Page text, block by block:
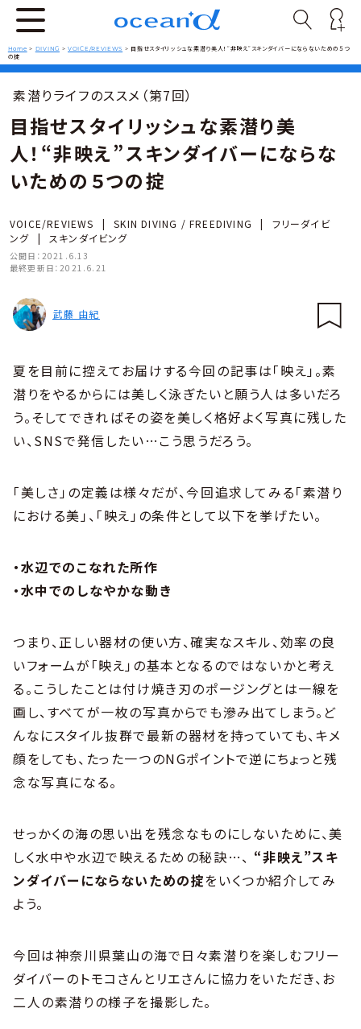
Home > DIVING >VOICE/REVIEWS > 目指せスタイリッシュな素潜り美人！“非映え”スキンダイバーにならないための５つ
の掟
素潜りライフのススメ（第7回）
目指せスタイリッシュな素潜り美
人！“非映え”スキンダイバーにならな
いための５つの掟
VOICE/REVIEWS | SKIN DIVING / FREEDIVING |
フリーダイビ
ング
| スキンダイビング
公開日： 2021.6.13
最終更新日： 2021.6.21
武藤 由紀
夏を目前に控えてお届けする今回の記事は「映え」。素
潜りをやるからには美しく泳ぎたいと願う人は多いだろ
う。そしてできればその姿を美しく格好よく写真に残した
い、SNSで発信したい…こう思うだろう。
「美しさ」の定義は様々だが、今回追求してみる「素潜り
における美」、「映え」の条件として以下を挙げたい。
・水辺でのこなれた所作
・水中でのしなやかな動き
つまり、正しい器材の使い方、確実なスキル、効率の良
いフォームが「映え」の基本となるのではないかと考え
る。こうしたことは付け焼き刃のポージングとは一線を
画し、すべてが一枚の写真からでも滲み出てしまう。ど
んなにスタイル抜群で最新の器材を持っていても、キメ
顔をしても、たった一つのNGポイントで逆にちょっと残
念な写真になる。
せっかくの海の思い出を残念なものにしないために、美
しく水中や水辺で映えるための秘訣…、 “非映え”スキ
ンダイバーにならないための掟をいくつか紹介してみ
よう。
今回は神奈川県葉山の海で日々素潜りを楽しむフリー
ダイバーのトモコさんとリエさんに協力をいただき、お
二人の素潜りの様子を撮影した。